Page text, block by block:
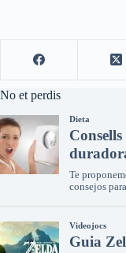
No et perdis